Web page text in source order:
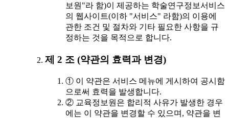
보원"라 함)이 제공하는 학술연구정보서비스
의 웹사이트(이하 "서비스" 라함)의 이용에
관한 조건 및 절차와 기타 필요한 사항을 규
정하는 것을 목적으로 합니다.
제 2 조 (약관의 효력과 변경)
① 이 약관은 서비스 메뉴에 게시하여 공시함
으로써 효력을 발생합니다.
② 교육정보원은 합리적 사유가 발생한 경우
에는 이 약관을 변경할 수 있으며, 약관을 변